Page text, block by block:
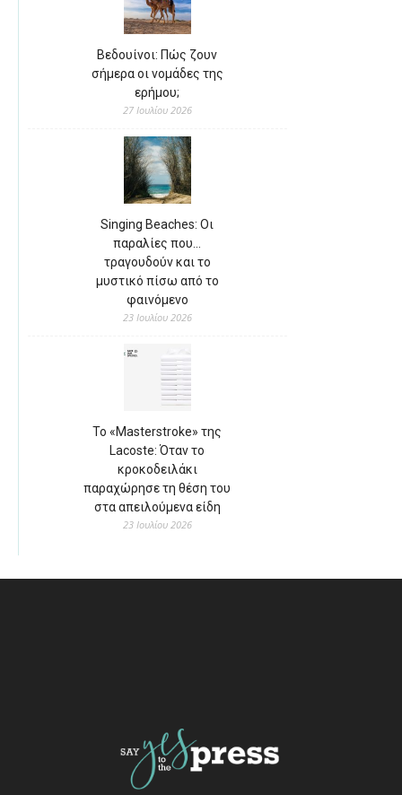
Βεδουίνοι: Πώς ζουν
σήμερα οι νομάδες της
ερήμου;
27 Ιουλίου 2026
Singing Beaches: Οι
παραλίες που…
τραγουδούν και το
μυστικό πίσω από το
φαινόμενο
23 Ιουλίου 2026
Το «Masterstroke» της
Lacoste: Όταν το
κροκοδειλάκι
παραχώρησε τη θέση του
στα απειλούμενα είδη
23 Ιουλίου 2026